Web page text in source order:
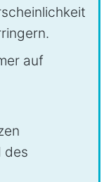
auf
des